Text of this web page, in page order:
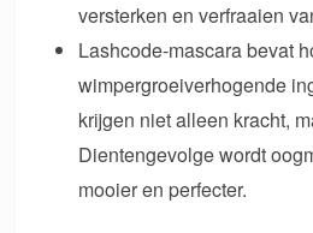
versterken en verfraaien
Lashcode-mascara bevat
wimpergroeiverhogende
krijgen niet alleen kracht,
Dientengevolge wordt
mooier en perfecter.